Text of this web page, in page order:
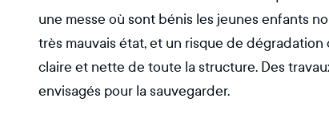
une messe où sont bénis les jeunes enfants
très mauvais état, et un risque de
claire et nette de toute la structure. Des
envisagés pour la sauvegarder.